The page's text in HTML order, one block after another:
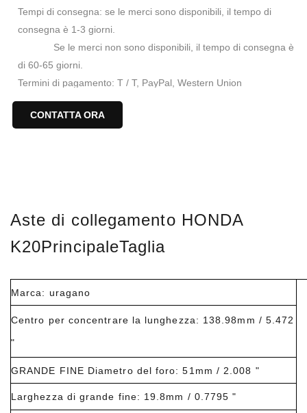
Tempi di consegna: se le merci sono disponibili, il tempo di
consegna è 1-3 giorni.
Se le merci non sono disponibili, il tempo di consegna è
di 60-65 giorni.
Termini di pagamento: T / T, PayPal, Western Union
Parole chiave: aste di collegamento HONDA K20
Aste di collegamento HONDA ACURA RSX K20 K20A
CONTATTA ORA
Aste di collegamento HONDA
K20PrincipaleTaglia
Marca: uragano
Centro per concentrare la lunghezza: 138.98mm / 5.472
"
GRANDE FINE Diametro del foro: 51mm / 2.008 "
Larghezza di grande fine: 19.8mm / 0.7795 "